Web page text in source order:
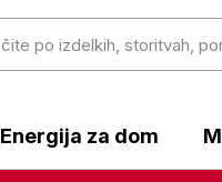
Energija za dom